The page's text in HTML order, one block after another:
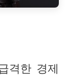
격한 경제